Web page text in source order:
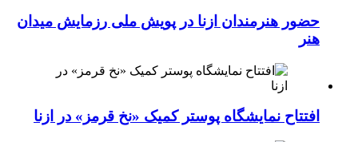
حضور هنرمندان ازنا در پویش ملی رزمایش میدان
هنر
افتتاح نمایشگاه پوستر کمیک «نخ قرمز» در ازنا